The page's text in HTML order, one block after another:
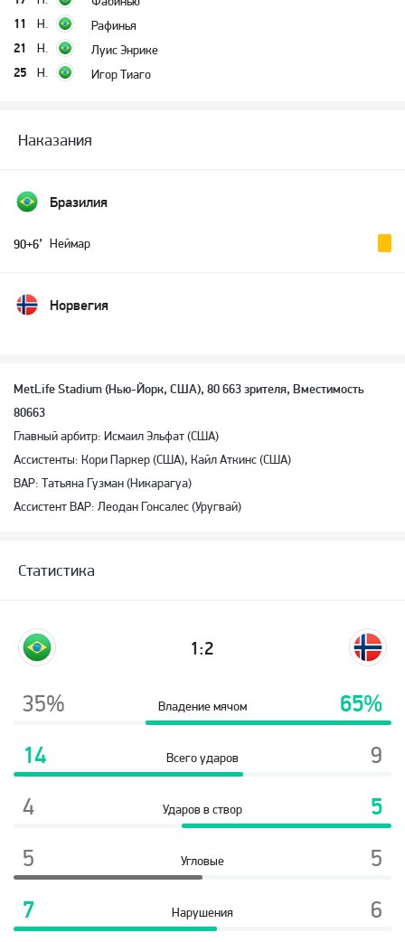
11 Н. Рафинья
21 Н. Луис Энрике
25 Н. Игор Тиаго
Наказания
Бразилия
90+6’ Неймар
Норвегия
MetLife Stadium (Нью-Йорк, США), 80 663 зрителя, Вместимость
80663
Главный арбитр: Исмаил Эльфат (США)
Ассистенты: Кори Паркер (США), Кайл Аткинс (США)
ВАР: Татьяна Гузман (Никарагуа)
Ассистент ВАР: Леодан Гонсалес (Уругвай)
Статистика
1:2
35% Владение мячом
65%
14
Всего ударов
9
4
Ударов в створ
5
5
Угловые
5
7
Нарушения
6